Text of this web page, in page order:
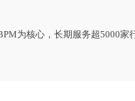
为核心，长期服务超5000家